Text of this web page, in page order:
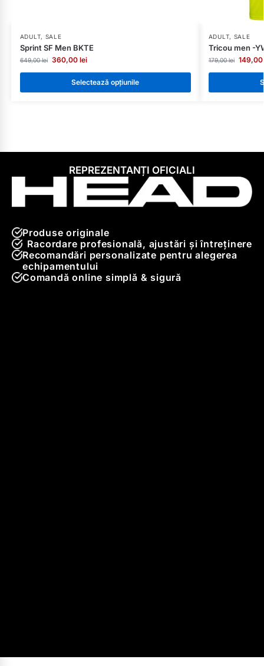
ADULT, SALE
Sprint SF Men BKTE
649,00lei 360,00 lei
Selectează opțiunile
ADULT, SALE
Tricou men -
179,00lei 149,00
REPREZENTANȚI OFICIALI
Produse originale
Racordare profesională, ajustări și întreținere
Recomandări personalizate pentru alegerea
echipamentului
Comandă online simplă & sigură